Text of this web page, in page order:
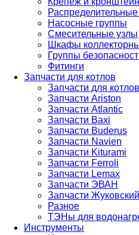
Насосные группы
Смесительные узлы
Шкафы
Группы
Фитинги
Запчасти для котлов
Запчасти для котлов
Запчасти Ariston
Запчасти Atlantic
Запчасти Baxi
Запчасти Buderus
Запчасти Navien
Запчасти Kiturami
Запчасти Ferroli
Запчасти Lemax
Запчасти ЭВАН
Запчасти
Разное
ТЭНы для
Инструменты